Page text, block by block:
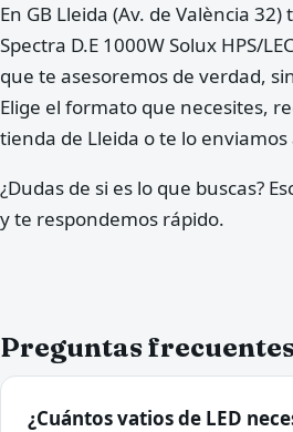
En GB Lleida (Av. de València
Spectra D.E 1000W Solux HPS/
que te asesoremos de verdad,
Elige el formato que necesites,
tienda de Lleida o te lo enviamos
¿Dudas de si es lo que buscas?
y te respondemos rápido.
Preguntas
¿Cuántos vatios de LED